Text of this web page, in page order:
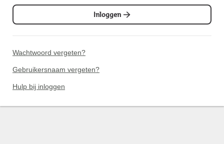
Inloggen
Wachtwoord vergeten?
Gebruikersnaam vergeten?
Hulp bij inloggen